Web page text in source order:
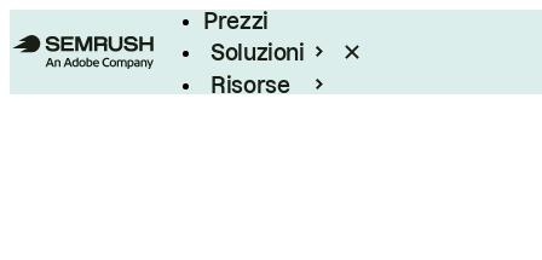
Prezzi
Soluzioni
Risorse